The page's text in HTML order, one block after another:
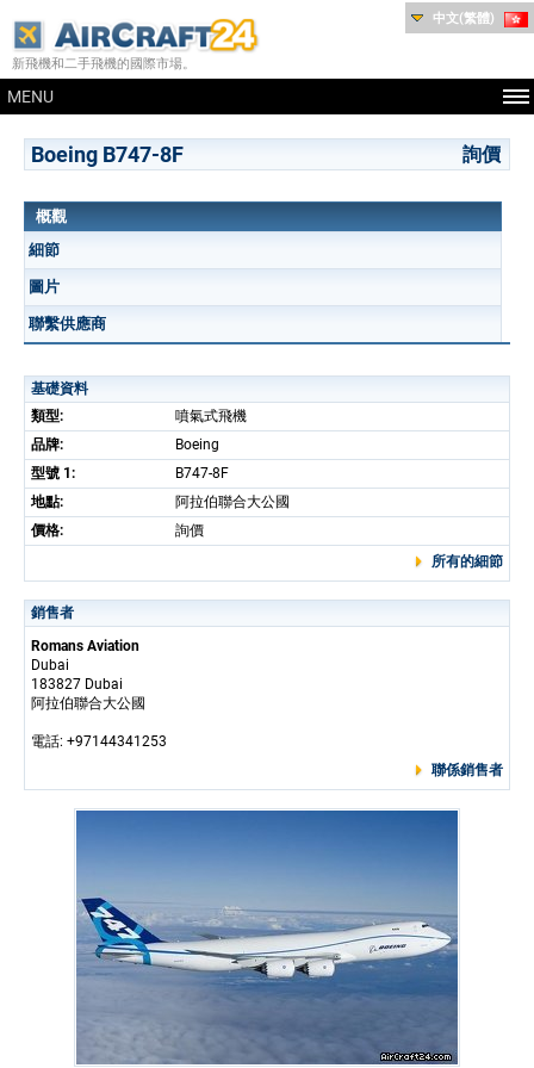
新飛機和二手飛機的國際市場。
MENU
中文(繁體)
Boeing B747-8F 詢價
概觀
細節
圖片
聯繫供應商
基礎資料
類型:
噴氣式飛機
品牌:
Boeing
型號 1:
B747-8F
地點:
阿拉伯聯合大公國
價格:
詢價
所有的細節
銷售者
Romans Aviation
Dubai
183827 Dubai
阿拉伯聯合大公國
電話: +97144341253
聯係銷售者